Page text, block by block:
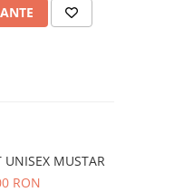
UNISEX MUSTAR
RON